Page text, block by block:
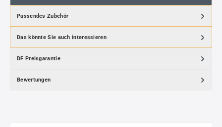
Passendes Zubehör
Das könnte Sie auch interessieren
DF Preisgarantie
Bewertungen